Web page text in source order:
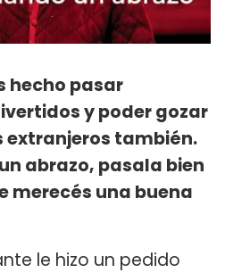
hecho pasar
y poder gozar
extranjeros también.
abrazo, pasala bien
merecés una buena
le hizo un pedido